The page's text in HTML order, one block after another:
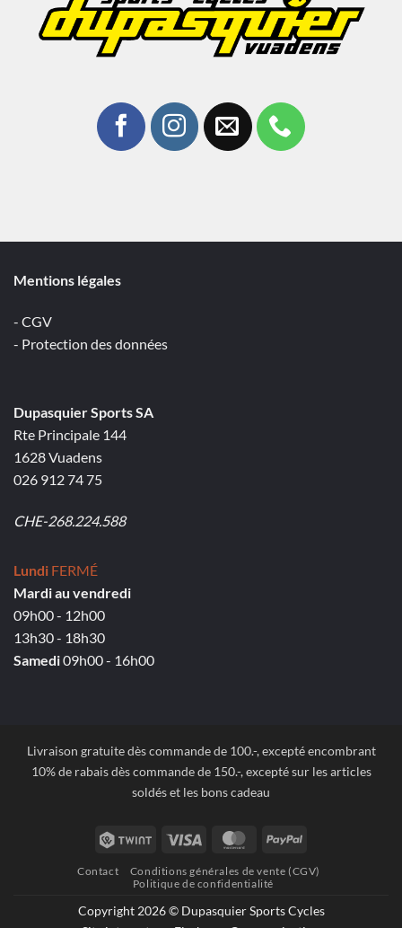
Mentions légales
- CGV
- Protection des données
Dupasquier Sports SA
Rte Principale 144
1628 Vuadens
026 912 74 75
CHE-268.224.588
Lundi FERMÉ
Mardi au vendredi
09h00 - 12h00
13h30 - 18h30
Samedi09h00 - 16h00
Livraison gratuite dès commande de 100.-, excepté encombrant
10% de rabais dès commande de 150.-, excepté sur les articles
soldés et les bons cadeau
Twint Visa MasterCardPayPal
Contact
Conditions générales de vente (CGV)
Politique de confidentialité
Copyright 2026 © Dupasquier Sports Cycles